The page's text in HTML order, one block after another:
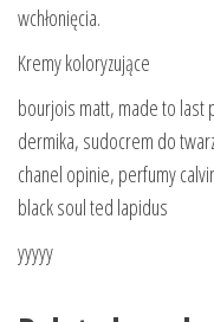
wchłonięcia.
Kremy koloryzujące
bourjois matt, made to last
dermika, sudocrem do
chanel opinie, perfumy
black soul ted lapidus
yyyyy